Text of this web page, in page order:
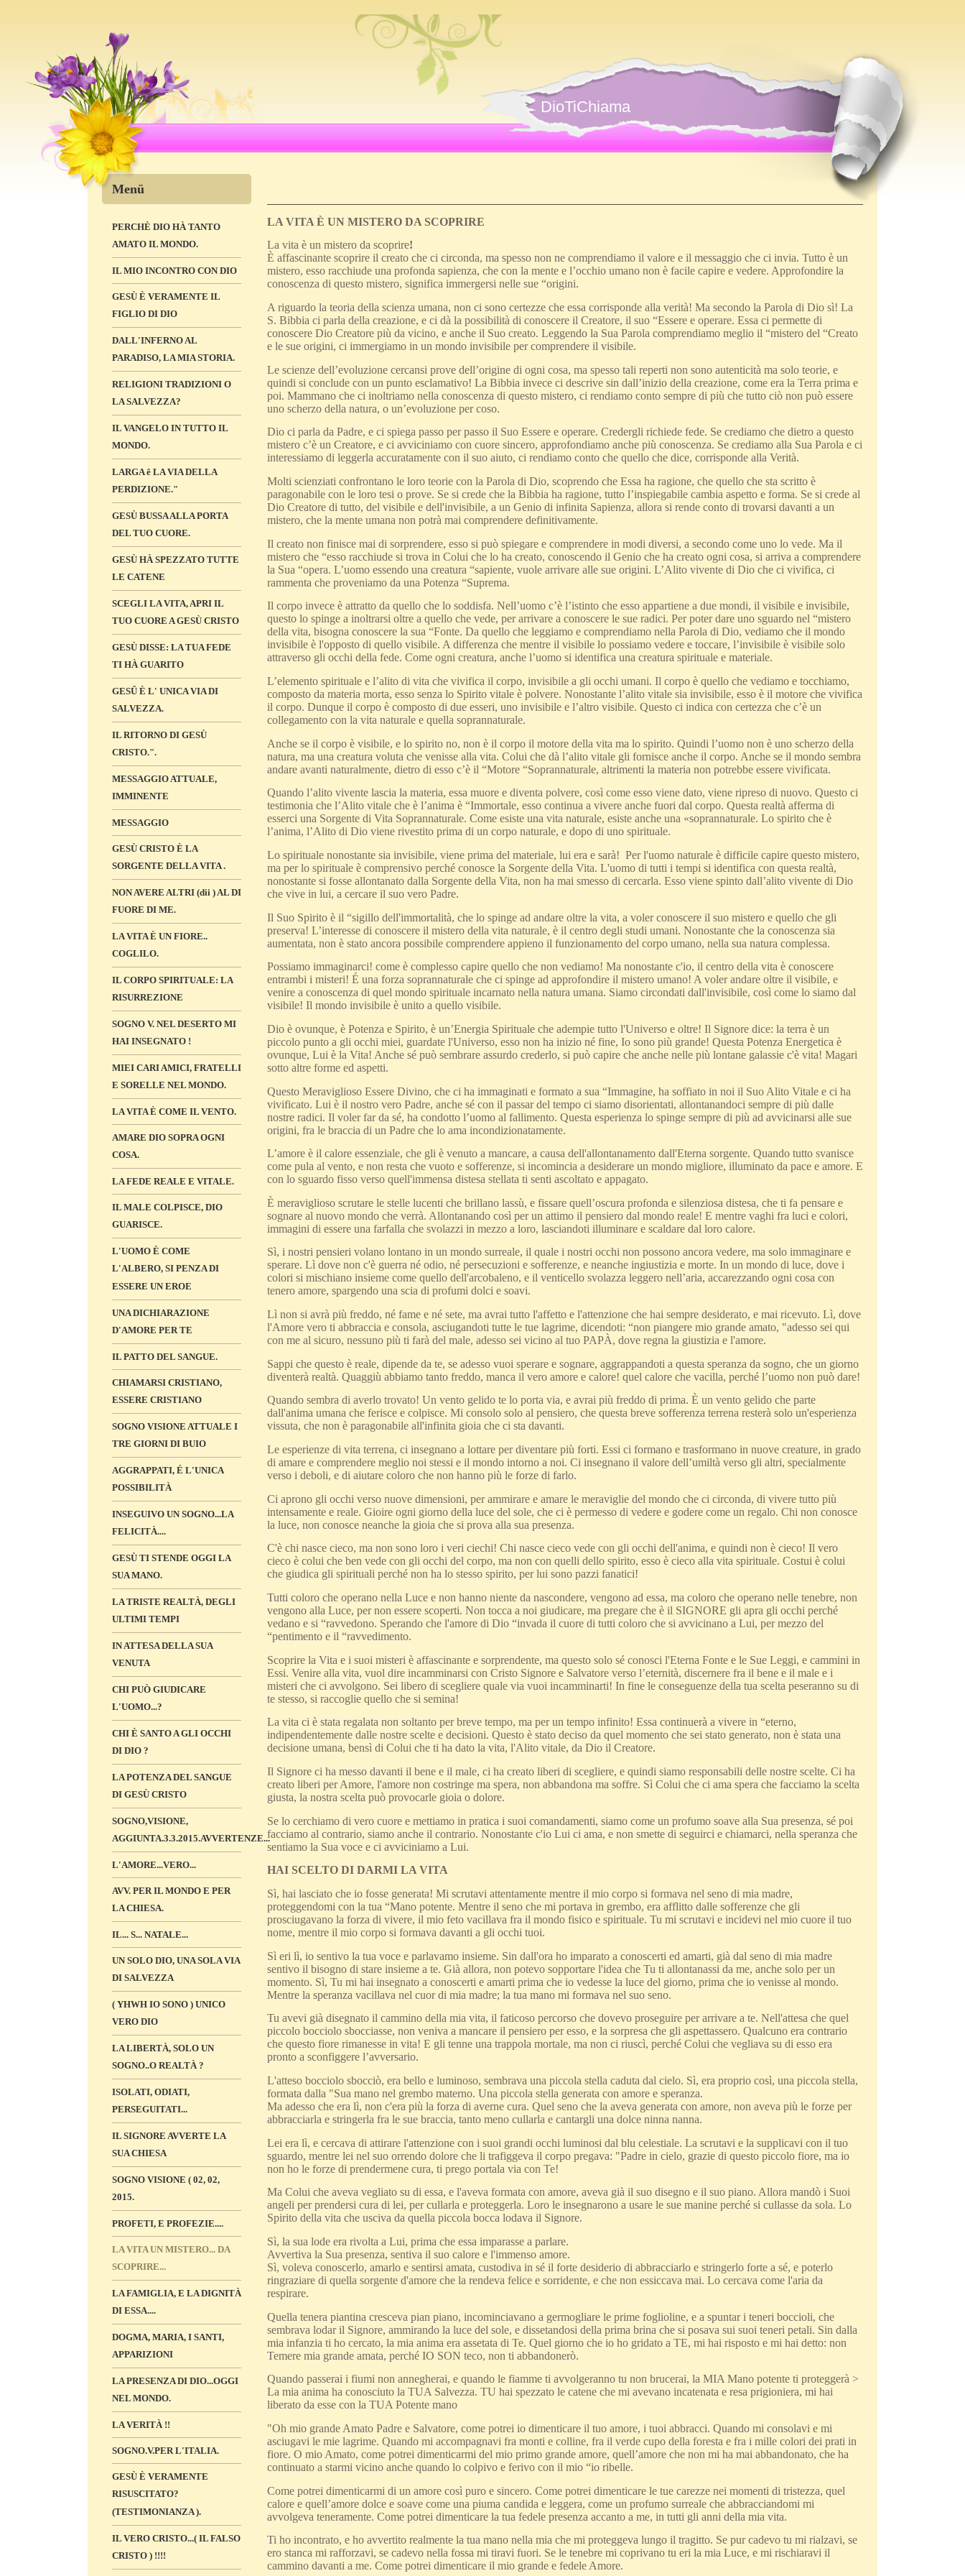
DioTiChiama
Menü
PERCHÈ DIO HÀ TANTO
AMATO IL MONDO.
IL MIO INCONTRO CON DIO
GESÙ È VERAMENTE IL
FIGLIO DI DIO
DALL'INFERNO AL
PARADISO, LA MIA STORIA.
RELIGIONI TRADIZIONI O
LA SALVEZZA?
IL VANGELO IN TUTTO IL
MONDO.
LARGA ê LA VIA DELLA
PERDIZIONE."
GESÙ BUSSA ALLA PORTA
DEL TUO CUORE.
GESÙ HÀ SPEZZATO TUTTE
LE CATENE
SCEGLI LA VITA, APRI IL
TUO CUORE A GESÙ CRISTO
GESÙ DISSE: LA TUA FEDE
TI HÀ GUARITO
GESÛ È L' UNICA VIA DI
SALVEZZA.
IL RITORNO DI GESÙ
CRISTO.".
MESSAGGIO ATTUALE,
IMMINENTE
MESSAGGIO
GESÙ CRISTO È LA
SORGENTE DELLA VITA .
NON AVERE ALTRI (dii ) AL DI
FUORE DI ME.
LA VITA È UN FIORE..
COGLILO.
IL CORPO SPIRITUALE: LA
RISURREZIONE
SOGNO V. NEL DESERTO MI
HAI INSEGNATO !
MIEI CARI AMICI, FRATELLI
E SORELLE NEL MONDO.
LA VITA È COME IL VENTO.
AMARE DIO SOPRA OGNI
COSA.
LA FEDE REALE E VITALE.
IL MALE COLPISCE, DIO
GUARISCE.
L'UOMO È COME
L'ALBERO, SI PENZA DI
ESSERE UN EROE
UNA DICHIARAZIONE
D'AMORE PER TE
IL PATTO DEL SANGUE.
CHIAMARSI CRISTIANO,
ESSERE CRISTIANO
SOGNO VISIONE ATTUALE I
TRE GIORNI DI BUIO
AGGRAPPATI, É L'UNICA
POSSIBILITÀ
INSEGUIVO UN SOGNO...LA
FELICITÀ....
GESÙ TI STENDE OGGI LA
SUA MANO.
LA TRISTE REALTÀ, DEGLI
ULTIMI TEMPI
IN ATTESA DELLA SUA
VENUTA
CHI PUÒ GIUDICARE
L'UOMO...?
CHI È SANTO A GLI OCCHI
DI DIO ?
LA POTENZA DEL SANGUE
DI GESÙ CRISTO
SOGNO,VISIONE,
AGGIUNTA.3.3.2015.AVVERTENZE...
L'AMORE...VERO...
AVV. PER IL MONDO E PER
LA CHIESA.
IL... S... NATALE...
UN SOLO DIO, UNA SOLA VIA
DI SALVEZZA
( YHWH IO SONO ) UNICO
VERO DIO
LA LIBERTÀ, SOLO UN
SOGNO..O REALTÀ ?
ISOLATI, ODIATI,
PERSEGUITATI...
IL SIGNORE AVVERTE LA
SUA CHIESA
SOGNO VISIONE ( 02, 02,
2015.
PROFETI, E PROFEZIE....
LA VITA UN MISTERO... DA
SCOPRIRE...
LA FAMIGLIA, E LA DIGNITÀ
DI ESSA....
DOGMA, MARIA, I SANTI,
APPARIZIONI
LA PRESENZA DI DIO...OGGI
NEL MONDO.
LA VERITÀ !!
SOGNO.V.PER L'ITALIA.
GESÙ È VERAMENTE
RISUSCITATO?
(TESTIMONIANZA ).
IL VERO CRISTO...( IL FALSO
CRISTO ) !!!!
LA VITA È UN MISTERO DA SCOPRIRE
La vita è un mistero da scoprire!
È affascinante scoprire il creato che ci circonda, ma spesso non ne comprendiamo il valore e il messaggio che ci invia. Tutto è un
mistero, esso racchiude una profonda sapienza, che con la mente e l’occhio umano non è facile capire e vedere. Approfondire la
conoscenza di questo mistero, significa immergersi nelle sue “origini.
A riguardo la teoria della scienza umana, non ci sono certezze che essa corrisponde alla verità! Ma secondo la Parola di Dio sì! La
S. Bibbia ci parla della creazione, e ci dà la possibilità di conoscere il Creatore, il suo “Essere e operare. Essa ci permette di
conoscere Dio Creatore più da vicino, e anche il Suo creato. Leggendo la Sua Parola comprendiamo meglio il “mistero del “Creato
e le sue origini, ci immergiamo in un mondo invisibile per comprendere il visibile.
Le scienze dell’evoluzione cercansi prove dell’origine di ogni cosa, ma spesso tali reperti non sono autenticità ma solo teorie, e
quindi si conclude con un punto esclamativo! La Bibbia invece ci descrive sin dall’inizio della creazione, come era la Terra prima e
poi. Mammano che ci inoltriamo nella conoscenza di questo mistero, ci rendiamo conto sempre di più che tutto ciò non può essere
uno scherzo della natura, o un’evoluzione per coso.
Dio ci parla da Padre, e ci spiega passo per passo il Suo Essere e operare. Credergli richiede fede. Se crediamo che dietro a questo
mistero c’è un Creatore, e ci avviciniamo con cuore sincero, approfondiamo anche più conoscenza. Se crediamo alla Sua Parola e ci
interessiamo di leggerla accuratamente con il suo aiuto, ci rendiamo conto che quello che dice, corrisponde alla Verità.
Molti scienziati confrontano le loro teorie con la Parola di Dio, scoprendo che Essa ha ragione, che quello che sta scritto è
paragonabile con le loro tesi o prove. Se si crede che la Bibbia ha ragione, tutto l’inspiegabile cambia aspetto e forma. Se si crede al
Dio Creatore di tutto, del visibile e dell'invisibile, a un Genio di infinita Sapienza, allora si rende conto di trovarsi davanti a un
mistero, che la mente umana non potrà mai comprendere definitivamente.
Il creato non finisce mai di sorprendere, esso si può spiegare e comprendere in modi diversi, a secondo come uno lo vede. Ma il
mistero che “esso racchiude si trova in Colui che lo ha creato, conoscendo il Genio che ha creato ogni cosa, si arriva a comprendere
la Sua “opera. L’uomo essendo una creatura “sapiente, vuole arrivare alle sue origini. L’Alito vivente di Dio che ci vivifica, ci
rammenta che proveniamo da una Potenza “Suprema.
Il corpo invece è attratto da quello che lo soddisfa. Nell’uomo c’è l’istinto che esso appartiene a due mondi, il visibile e invisibile,
questo lo spinge a inoltrarsi oltre a quello che vede, per arrivare a conoscere le sue radici. Per poter dare uno sguardo nel “mistero
della vita, bisogna conoscere la sua “Fonte. Da quello che leggiamo e comprendiamo nella Parola di Dio, vediamo che il mondo
invisibile è l'opposto di quello visibile. A differenza che mentre il visibile lo possiamo vedere e toccare, l’invisibile è visibile solo
attraverso gli occhi della fede. Come ogni creatura, anche l’uomo si identifica una creatura spirituale e materiale.
L’elemento spirituale e l’alito di vita che vivifica il corpo, invisibile a gli occhi umani. Il corpo è quello che vediamo e tocchiamo,
composto da materia morta, esso senza lo Spirito vitale è polvere. Nonostante l’alito vitale sia invisibile, esso è il motore che vivifica
il corpo. Dunque il corpo è composto di due esseri, uno invisibile e l’altro visibile. Questo ci indica con certezza che c’è un
collegamento con la vita naturale e quella soprannaturale.
Anche se il corpo è visibile, e lo spirito no, non è il corpo il motore della vita ma lo spirito. Quindi l’uomo non è uno scherzo della
natura, ma una creatura voluta che venisse alla vita. Colui che dà l’alito vitale gli fornisce anche il corpo. Anche se il mondo sembra
andare avanti naturalmente, dietro di esso c’è il “Motore “Soprannaturale, altrimenti la materia non potrebbe essere vivificata.
Quando l’alito vivente lascia la materia, essa muore e diventa polvere, così come esso viene dato, viene ripreso di nuovo. Questo ci
testimonia che l’Alito vitale che è l’anima è “Immortale, esso continua a vivere anche fuori dal corpo. Questa realtà afferma di
esserci una Sorgente di Vita Soprannaturale. Come esiste una vita naturale, esiste anche una «soprannaturale. Lo spirito che è
l’anima, l’Alito di Dio viene rivestito prima di un corpo naturale, e dopo di uno spirituale.
Lo spirituale nonostante sia invisibile, viene prima del materiale, lui era e sarà! Per l'uomo naturale è difficile capire questo mistero,
ma per lo spirituale è comprensivo perché conosce la Sorgente della Vita. L'uomo di tutti i tempi si identifica con questa realtà,
nonostante si fosse allontanato dalla Sorgente della Vita, non ha mai smesso di cercarla. Esso viene spinto dall’alito vivente di Dio
che vive in lui, a cercare il suo vero Padre.
Il Suo Spirito è il “sigillo dell'immortalità, che lo spinge ad andare oltre la vita, a voler conoscere il suo mistero e quello che gli
preserva! L’interesse di conoscere il mistero della vita naturale, è il centro degli studi umani. Nonostante che la conoscenza sia
aumentata, non è stato ancora possibile comprendere appieno il funzionamento del corpo umano, nella sua natura complessa.
Possiamo immaginarci! come è complesso capire quello che non vediamo! Ma nonostante c'io, il centro della vita è conoscere
entrambi i misteri! É una forza soprannaturale che ci spinge ad approfondire il mistero umano! A voler andare oltre il visibile, e
venire a conoscenza di quel mondo spirituale incarnato nella natura umana. Siamo circondati dall'invisibile, così come lo siamo dal
visibile! Il mondo invisibile è unito a quello visibile.
Dio è ovunque, è Potenza e Spirito, è un’Energia Spirituale che adempie tutto l'Universo e oltre! Il Signore dice: la terra è un
piccolo punto a gli occhi miei, guardate l'Universo, esso non ha inizio né fine, Io sono più grande! Questa Potenza Energetica è
ovunque, Lui è la Vita! Anche sé può sembrare assurdo crederlo, si può capire che anche nelle più lontane galassie c'è vita! Magari
sotto altre forme ed aspetti.
Questo Meraviglioso Essere Divino, che ci ha immaginati e formato a sua “Immagine, ha soffiato in noi il Suo Alito Vitale e ci ha
vivificato. Lui è il nostro vero Padre, anche sé con il passar del tempo ci siamo disorientati, allontanandoci sempre di più dalle
nostre radici. Il voler far da sé, ha condotto l’uomo al fallimento. Questa esperienza lo spinge sempre di più ad avvicinarsi alle sue
origini, fra le braccia di un Padre che lo ama incondizionatamente.
L’amore è il calore essenziale, che gli è venuto a mancare, a causa dell'allontanamento dall'Eterna sorgente. Quando tutto svanisce
come pula al vento, e non resta che vuoto e sofferenze, si incomincia a desiderare un mondo migliore, illuminato da pace e amore. E
con lo sguardo fisso verso quell'immensa distesa stellata ti senti ascoltato e appagato.
È meraviglioso scrutare le stelle lucenti che brillano lassù, e fissare quell’oscura profonda e silenziosa distesa, che ti fa pensare e
sognare al nuovo mondo che verrà. Allontanando così per un attimo il pensiero dal mondo reale! E mentre vaghi fra luci e colori,
immagini di essere una farfalla che svolazzi in mezzo a loro, lasciandoti illuminare e scaldare dal loro calore.
Sì, i nostri pensieri volano lontano in un mondo surreale, il quale i nostri occhi non possono ancora vedere, ma solo immaginare e
sperare. Lì dove non c'è guerra né odio, né persecuzioni e sofferenze, e neanche ingiustizia e morte. In un mondo di luce, dove i
colori si mischiano insieme come quello dell'arcobaleno, e il venticello svolazza leggero nell’aria, accarezzando ogni cosa con
tenero amore, spargendo una scia di profumi dolci e soavi.
Lì non si avrà più freddo, né fame e né sete, ma avrai tutto l'affetto e l'attenzione che hai sempre desiderato, e mai ricevuto. Lì, dove
l'Amore vero ti abbraccia e consola, asciugandoti tutte le tue lagrime, dicendoti: “non piangere mio grande amato, "adesso sei qui
con me al sicuro, nessuno più ti farà del male, adesso sei vicino al tuo PAPÀ, dove regna la giustizia e l'amore.
Sappi che questo è reale, dipende da te, se adesso vuoi sperare e sognare, aggrappandoti a questa speranza da sogno, che un giorno
diventerà realtà. Quaggiù abbiamo tanto freddo, manca il vero amore e calore! quel calore che vacilla, perché l’uomo non può dare!
Quando sembra di averlo trovato! Un vento gelido te lo porta via, e avrai più freddo di prima. È un vento gelido che parte
dall'anima umana che ferisce e colpisce. Mi consolo solo al pensiero, che questa breve sofferenza terrena resterà solo un'esperienza
vissuta, che non è paragonabile all'infinita gioia che ci sta davanti.
Le esperienze di vita terrena, ci insegnano a lottare per diventare più forti. Essi ci formano e trasformano in nuove creature, in grado
di amare e comprendere meglio noi stessi e il mondo intorno a noi. Ci insegnano il valore dell’umiltà verso gli altri, specialmente
verso i deboli, e di aiutare coloro che non hanno più le forze di farlo.
Ci aprono gli occhi verso nuove dimensioni, per ammirare e amare le meraviglie del mondo che ci circonda, di vivere tutto più
intensamente e reale. Gioire ogni giorno della luce del sole, che ci è permesso di vedere e godere come un regalo. Chi non conosce
la luce, non conosce neanche la gioia che si prova alla sua presenza.
C'è chi nasce cieco, ma non sono loro i veri ciechi! Chi nasce cieco vede con gli occhi dell'anima, e quindi non è cieco! Il vero
cieco è colui che ben vede con gli occhi del corpo, ma non con quelli dello spirito, esso è cieco alla vita spirituale. Costui è colui
che giudica gli spirituali perché non ha lo stesso spirito, per lui sono pazzi fanatici!
Tutti coloro che operano nella Luce e non hanno niente da nascondere, vengono ad essa, ma coloro che operano nelle tenebre, non
vengono alla Luce, per non essere scoperti. Non tocca a noi giudicare, ma pregare che è il SIGNORE gli apra gli occhi perché
vedano e si “ravvedono. Sperando che l'amore di Dio “invada il cuore di tutti coloro che si avvicinano a Lui, per mezzo del
“pentimento e il “ravvedimento.
Scoprire la Vita e i suoi misteri è affascinante e sorprendente, ma questo solo sé conosci l'Eterna Fonte e le Sue Leggi, e cammini in
Essi. Venire alla vita, vuol dire incamminarsi con Cristo Signore e Salvatore verso l’eternità, discernere fra il bene e il male e i
misteri che ci avvolgono. Sei libero di scegliere quale via vuoi incamminarti! In fine le conseguenze della tua scelta peseranno su di
te stesso, si raccoglie quello che si semina!
La vita ci è stata regalata non soltanto per breve tempo, ma per un tempo infinito! Essa continuerà a vivere in “eterno,
indipendentemente dalle nostre scelte e decisioni. Questo è stato deciso da quel momento che sei stato generato, non è stata una
decisione umana, bensì di Colui che ti ha dato la vita, l'Alito vitale, da Dio il Creatore.
Il Signore ci ha messo davanti il bene e il male, ci ha creato liberi di scegliere, e quindi siamo responsabili delle nostre scelte. Ci ha
creato liberi per Amore, l'amore non costringe ma spera, non abbandona ma soffre. Sì Colui che ci ama spera che facciamo la scelta
giusta, la nostra scelta può provocarle gioia o dolore.
Se lo cerchiamo di vero cuore e mettiamo in pratica i suoi comandamenti, siamo come un profumo soave alla Sua presenza, sé poi
facciamo al contrario, siamo anche il contrario. Nonostante c'io Lui ci ama, e non smette di seguirci e chiamarci, nella speranza che
sentiamo la Sua voce e ci avviciniamo a Lui.
HAI SCELTO DI DARMI LA VITA
Sì, hai lasciato che io fosse generata! Mi scrutavi attentamente mentre il mio corpo si formava nel seno di mia madre,
proteggendomi con la tua “Mano potente. Mentre il seno che mi portava in grembo, era afflitto dalle sofferenze che gli
prosciugavano la forza di vivere, il mio feto vacillava fra il mondo fisico e spirituale. Tu mi scrutavi e incidevi nel mio cuore il tuo
nome, mentre il mio corpo si formava davanti a gli occhi tuoi.
Sì eri lì, io sentivo la tua voce e parlavamo insieme. Sin dall'ora ho imparato a conoscerti ed amarti, già dal seno di mia madre
sentivo il bisogno di stare insieme a te. Già allora, non potevo sopportare l'idea che Tu ti allontanassi da me, anche solo per un
momento. Sì, Tu mi hai insegnato a conoscerti e amarti prima che io vedesse la luce del giorno, prima che io venisse al mondo.
Mentre la speranza vacillava nel cuor di mia madre; la tua mano mi formava nel suo seno.
Tu avevi già disegnato il cammino della mia vita, il faticoso percorso che dovevo proseguire per arrivare a te. Nell'attesa che quel
piccolo bocciolo sbocciasse, non veniva a mancare il pensiero per esso, e la sorpresa che gli aspettassero. Qualcuno era contrario
che questo fiore rimanesse in vita! E gli tenne una trappola mortale, ma non ci riuscì, perché Colui che vegliava su di esso era
pronto a sconfiggere l’avversario.
L'atteso bocciolo sbocciò, era bello e luminoso, sembrava una piccola stella caduta dal cielo. Sì, era proprio così, una piccola stella,
formata dalla "Sua mano nel grembo materno. Una piccola stella generata con amore e speranza.
Ma adesso che era lì, non c'era più la forza di averne cura. Quel seno che la aveva generata con amore, non aveva più le forze per
abbracciarla e stringerla fra le sue braccia, tanto meno cullarla e cantargli una dolce ninna nanna.
Lei era lì, e cercava di attirare l'attenzione con i suoi grandi occhi luminosi dal blu celestiale. La scrutavi e la supplicavi con il tuo
sguardo, mentre lei nel suo orrendo dolore che li trafiggeva il corpo pregava: "Padre in cielo, grazie di questo piccolo fiore, ma io
non ho le forze di prendermene cura, ti prego portala via con Te!
Ma Colui che aveva vegliato su di essa, e l'aveva formata con amore, aveva già il suo disegno e il suo piano. Allora mandò i Suoi
angeli per prendersi cura di lei, per cullarla e proteggerla. Loro le insegnarono a usare le sue manine perché si cullasse da sola. Lo
Spirito della vita che usciva da quella piccola bocca lodava il Signore.
Sì, la sua lode era rivolta a Lui, prima che essa imparasse a parlare.
Avvertiva la Sua presenza, sentiva il suo calore e l'immenso amore.
Sì, voleva conoscerlo, amarlo e sentirsi amata, custodiva in sé il forte desiderio di abbracciarlo e stringerlo forte a sé, e poterlo
ringraziare di quella sorgente d'amore che la rendeva felice e sorridente, e che non essiccava mai. Lo cercava come l'aria da
respirare.
Quella tenera piantina cresceva pian piano, incominciavano a germogliare le prime foglioline, e a spuntar i teneri boccioli, che
sembrava lodar il Signore, ammirando la luce del sole, e dissetandosi della prima brina che si posava sui suoi teneri petali. Sin dalla
mia infanzia ti ho cercato, la mia anima era assetata di Te. Quel giorno che io ho gridato a TE, mi hai risposto e mi hai detto: non
Temere mia grande amata, perché IO SON teco, non ti abbandonerò.
Quando passerai i fiumi non annegherai, e quando le fiamme ti avvolgeranno tu non brucerai, la MIA Mano potente ti proteggerà >
La mia anima ha conosciuto la TUA Salvezza. TU hai spezzato le catene che mi avevano incatenata e resa prigioniera, mi hai
liberato da esse con la TUA Potente mano
"Oh mio grande Amato Padre e Salvatore, come potrei io dimenticare il tuo amore, i tuoi abbracci. Quando mi consolavi e mi
asciugavi le mie lagrime. Quando mi accompagnavi fra monti e colline, fra il verde cupo della foresta e fra i mille colori dei prati in
fiore. O mio Amato, come potrei dimenticarmi del mio primo grande amore, quell’amore che non mi ha mai abbandonato, che ha
continuato a starmi vicino anche quando lo colpivo e ferivo con il mio “io ribelle.
Come potrei dimenticarmi di un amore così puro e sincero. Come potrei dimenticare le tue carezze nei momenti di tristezza, quel
calore e quell’amore dolce e soave come una piuma candida e leggera, come un profumo surreale che abbracciandomi mi
avvolgeva teneramente. Come potrei dimenticare la tua fedele presenza accanto a me, in tutti gli anni della mia vita.
Ti ho incontrato, e ho avvertito realmente la tua mano nella mia che mi proteggeva lungo il tragitto. Se pur cadevo tu mi rialzavi, se
ero stanca mi rafforzavi, se cadevo nella fossa mi tiravi fuori. Se le tenebre mi coprivano tu eri la mia Luce, e mi rischiaravi il
cammino davanti a me. Come potrei dimenticare il mio grande e fedele Amore.